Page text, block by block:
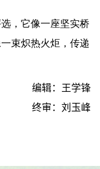
，它像一座坚实桥
束炽热火炬，传递
编辑：王学锋
终审：刘玉峰